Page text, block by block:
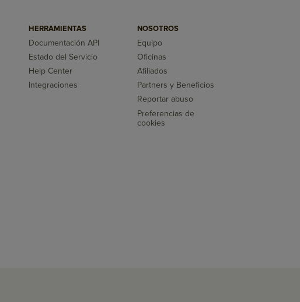
HERRAMIENTAS
Documentación API
Estado del Servicio
Help Center
Integraciones
NOSOTROS
Equipo
Oficinas
Afiliados
Partners y Beneficios
Reportar abuso
Preferencias de
cookies